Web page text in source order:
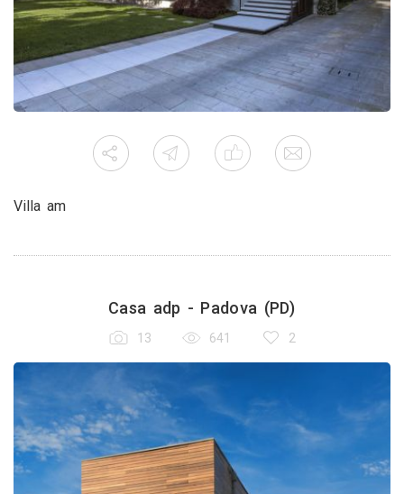
Villa am
Casa adp - Padova (PD)
13 641 2